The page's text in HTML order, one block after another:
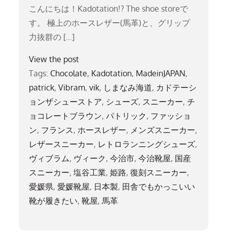
こんにちは！Kadotation!? The shoe storeで
す。 極上のホースレザー(馬革)と、グリップ
力抜群の […]
View the post
Tags: Chocolate, Kadotation, MadeinJAPAN,
patrick,Vibram,vik, しまなみ海道, カドテーシ
ョンザシューストア, シューズ, スニーカー,チ
ョコレートブラウン,パトリック , ファッショ
ン, フランス, ホースレザー, メンズスニーカー,
レザースニーカー, レトロランニングシューズ,
ヴィブラム, ヴィーク ,今治市,今治靴屋, 国産
スニーカー,塩谷工業,姫路,復刻スニーカー,
愛媛県,愛媛靴屋, 日本製, 田舎でもかっこいい
靴が履きたい,靴屋, 馬革